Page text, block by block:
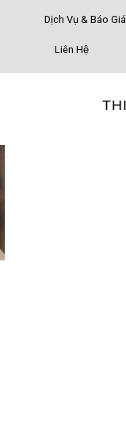
Dịch Vụ & Báo Giá
Liên Hệ